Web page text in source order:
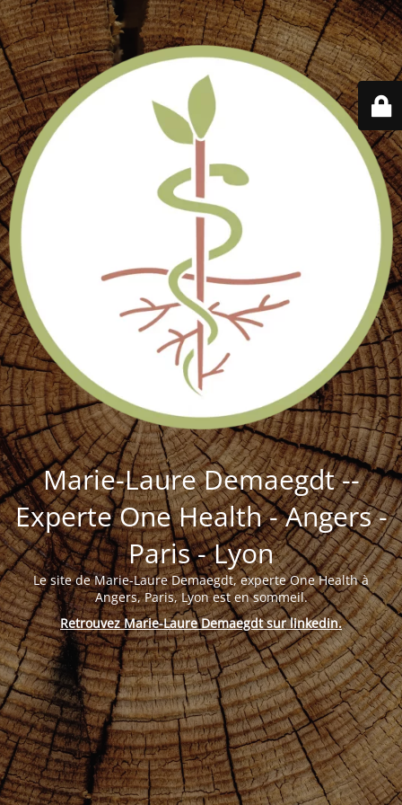
Marie-Laure Demaegdt --
Experte One Health - Angers -
Paris - Lyon
Le site de Marie-Laure Demaegdt, experte One Health à
Angers, Paris, Lyon est en sommeil.
Retrouvez Marie-Laure Demaegdt sur linkedin.